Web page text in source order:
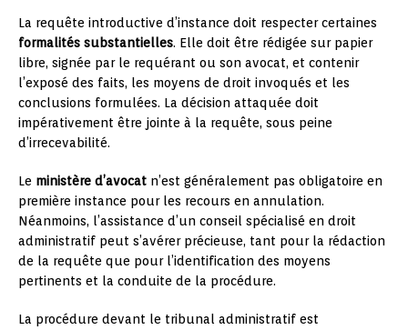
La requête introductive d’instance doit respecter certaines
formalités substantielles. Elle doit être rédigée sur papier
libre, signée par le requérant ou son avocat, et contenir
l’exposé des faits, les moyens de droit invoqués et les
conclusions formulées. La décision attaquée doit
impérativement être jointe à la requête, sous peine
d’irrecevabilité.
Le ministère d’avocat n’est généralement pas obligatoire en
première instance pour les recours en annulation.
Néanmoins, l’assistance d’un conseil spécialisé en droit
administratif peut s’avérer précieuse, tant pour la rédaction
de la requête que pour l’identification des moyens
pertinents et la conduite de la procédure.
La procédure devant le tribunal administratif est